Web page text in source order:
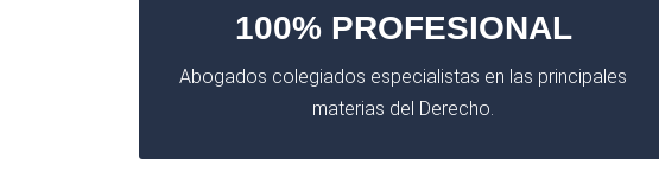
100% PROFESIONAL
Abogados colegiados especialistas en las principales
materias del Derecho.